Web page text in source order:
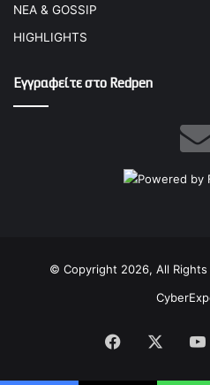
ΝΕΑ & GOSSIP
HIGHLIGHTS
Εγγραφείτε στο Redpen
© Copyright 2026, All
Facebook